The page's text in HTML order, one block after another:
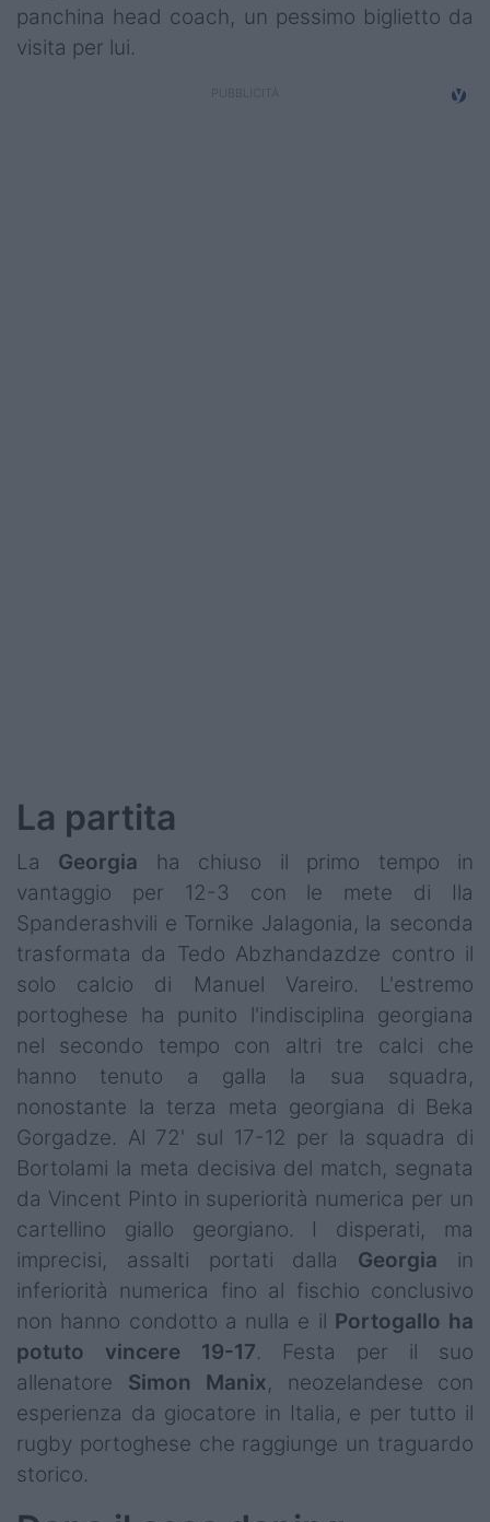
Femminile
Giovanili
panchina head coach, un pessimo biglietto da
visita per lui.
La partita
La Georgia ha chiuso il primo tempo in
vantaggio per 12-3 con le mete di Ila
Spanderashvili e Tornike Jalagonia, la seconda
trasformata da Tedo Abzhandazdze contro il
solo calcio di Manuel Vareiro. L'estremo
portoghese ha punito l'indisciplina georgiana
nel secondo tempo con altri tre calci che
hanno tenuto a galla la sua squadra,
nonostante la terza meta georgiana di Beka
Gorgadze. Al 72' sul 17-12 per la squadra di
Bortolami la meta decisiva del match, segnata
da Vincent Pinto in superiorità numerica per un
cartellino giallo georgiano. I disperati, ma
imprecisi, assalti portati dalla Georgia in
inferiorità numerica fino al fischio conclusivo
non hanno condotto a nulla e il Portogallo ha
potuto vincere 19-17. Festa per il suo
allenatore Simon Manix, neozelandese con
esperienza da giocatore in Italia, e per tutto il
rugby portoghese che raggiunge un traguardo
storico.